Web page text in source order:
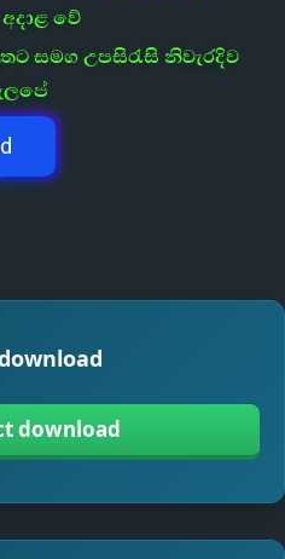
වේ
සමග උපසිරැසි නිවැරදිව
download